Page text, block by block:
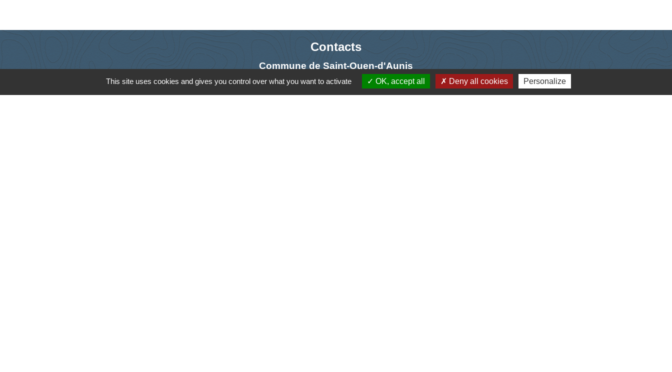
Contacts
Commune de Saint-Ouen-d'Aunis
61 rue Marie Louise Cardin
17230 Saint-Ouen-d'Aunis - FRANCE
This site uses cookies and gives you control over what you want to activate OK, accept all Deny all cookies Personalize